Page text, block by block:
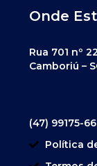
Onde
Rua 701 nº
Camboriú –
(47) 99175-
Política